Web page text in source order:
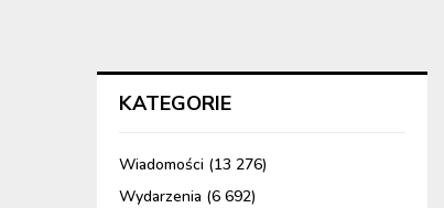
KATEGORIE
Wiadomości (13 276)
Wydarzenia (6 692)